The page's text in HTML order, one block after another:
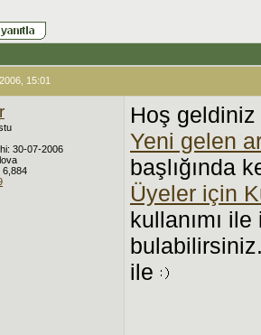
15:01
30-07-2006
6,884
Hoş
Yeni gelen
başlığında
Üyeler için
kullanımı
ile